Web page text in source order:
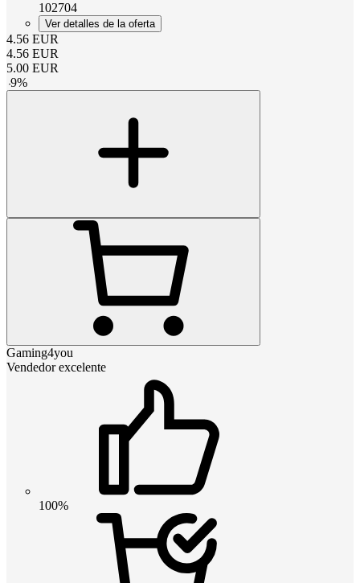
102704
Ver detalles de la oferta
4.56 EUR
4.56 EUR
5.00 EUR
-9%
Gaming4you
Vendedor excelente
100%